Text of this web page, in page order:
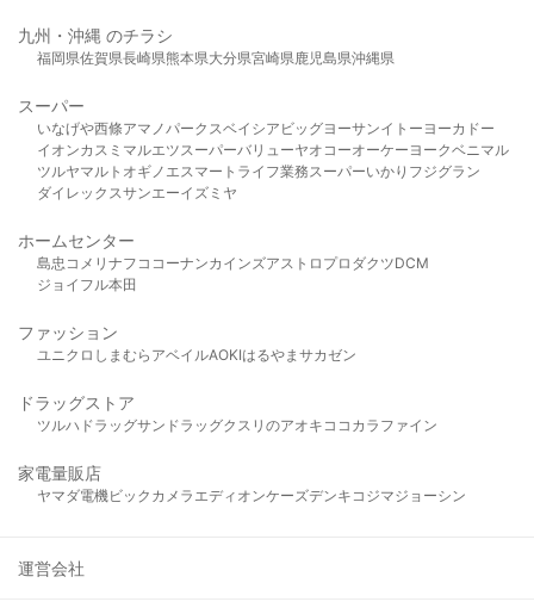
九州・沖縄 のチラシ
福岡県佐賀県長崎県熊本県大分県宮崎県鹿児島県沖縄県
スーパー
いなげや西條アマノパークスベイシア ビッグヨーサンイトーヨーカドー
イオンカスミ マルエツスーパーバリューヤオコーオーケー ヨークベニマル
ツルヤマルト オギノ エスマート ライフ業務スーパーいかり フジグラン
ダイレックスサンエーイズミヤ
ホームセンター
島忠 コメリ ナフコ コーナンカインズアストロプロダクツDCM
ジョイフル本田
ファッション
ユニクロ しまむら アベイルAOKIはるやま サカゼン
ドラッグストア
ツルハドラッグサンドラッグクスリのアオキ ココカラファイン
家電量販店
ヤマダ電機ビックカメラ エディオンケーズデンキ コジマジョーシン
運営会社